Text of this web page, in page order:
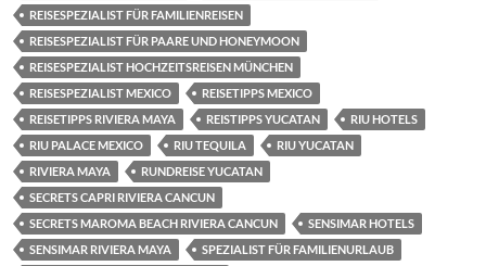
REISESPEZIALIST FÜR FAMILIENREISEN
REISESPEZIALIST FÜR PAARE UND HONEYMOON
REISESPEZIALIST HOCHZEITSREISEN MÜNCHEN
REISESPEZIALIST MEXICO
REISETIPPS MEXICO
REISETIPPS RIVIERA MAYA
REISTIPPS YUCATAN
RIU HOTELS
RIU PALACE MEXICO
RIU TEQUILA
RIU YUCATAN
RIVIERA MAYA
RUNDREISE YUCATAN
SECRETS CAPRI RIVIERA CANCUN
SECRETS MAROMA BEACH RIVIERA CANCUN
SENSIMAR HOTELS
SENSIMAR RIVIERA MAYA
SPEZIALIST FÜR FAMILIENURLAUB